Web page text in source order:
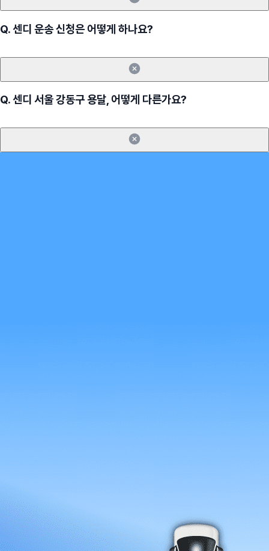
Q.센디 운송 신청은 어떻게 하나요?
Q.센디 서울 강동구 용달, 어떻게 다른가요?